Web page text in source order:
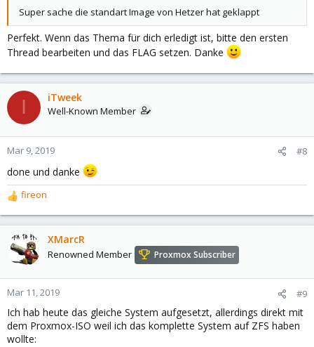
Super sache die standart Image von Hetzer hat geklappt
Perfekt. Wenn das Thema für dich erledigt ist, bitte den ersten
Thread bearbeiten und das FLAG setzen. Danke
I iTweek
Well-Known Member
Mar 9, 2019 #8
done und danke
R
e
a
o
n
:
fireon
XMarcR
Renowned Member Proxmox Subscriber
Mar 11, 2019 #9
Ich hab heute das gleiche System aufgesetzt, allerdings direkt mit
dem Proxmox-ISO weil ich das komplette System auf ZFS haben
wollte: